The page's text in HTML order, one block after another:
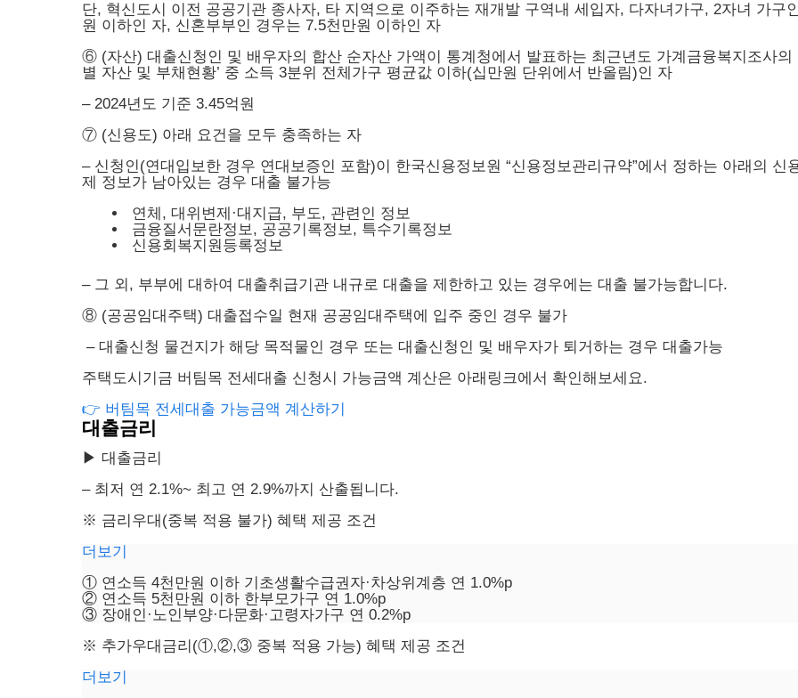
단, 혁신도시 이전 공공기관 종사자, 타 지역으로 이주하는 재개발 구역내 세입자, 다자녀가구, 2자녀 가구
원 이하인 자, 신혼부부인 경우는 7.5천만원 이하인 자
⑥ (자산) 대출신청인 및 배우자의 합산 순자산 가액이 통계청에서 발표하는 최근년도 가계금융복지조사의
별 자산 및 부채현황’ 중 소득 3분위 전체가구 평균값 이하(십만원 단위에서 반올림)인 자
– 2024년도 기준 3.45억원
⑦ (신용도) 아래 요건을 모두 충족하는 자
– 신청인(연대입보한 경우 연대보증인 포함)이 한국신용정보원 “신용정보관리규약”에서 정하는 아래의 신
제 정보가 남아있는 경우 대출 불가능
연체, 대위변제·대지급, 부도, 관련인 정보
금융질서문란정보, 공공기록정보, 특수기록정보
신용회복지원등록정보
– 그 외, 부부에 대하여 대출취급기관 내규로 대출을 제한하고 있는 경우에는 대출 불가능합니다.
⑧ (공공임대주택) 대출접수일 현재 공공임대주택에 입주 중인 경우 불가
– 대출신청 물건지가 해당 목적물인 경우 또는 대출신청인 및 배우자가 퇴거하는 경우 대출가능
주택도시기금 버팀목 전세대출 신청시 가능금액 계산은 아래링크에서 확인해보세요.
👉 버팀목 전세대출 가능금액 계산하기
대출금리
▶ 대출금리
– 최저 연 2.1%~ 최고 연 2.9%까지 산출됩니다.
※ 금리우대(중복 적용 불가) 혜택 제공 조건
더보기
① 연소득 4천만원 이하 기초생활수급권자·차상위계층 연 1.0%p
② 연소득 5천만원 이하 한부모가구 연 1.0%p
③ 장애인·노인부양·다문화·고령자가구 연 0.2%p
※ 추가우대금리(①,②,③ 중복 적용 가능) 혜택 제공 조건
더보기